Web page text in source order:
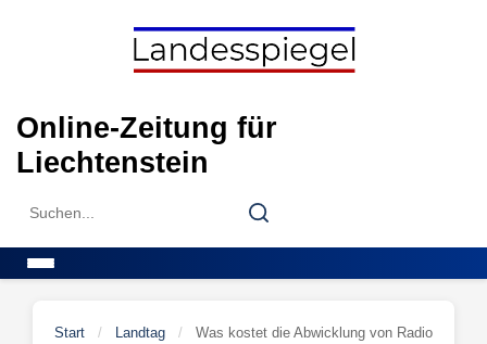
Online-Zeitung für
Liechtenstein
Search
Search
Start / Landtag /
Was kostet die Abwicklung von Radio